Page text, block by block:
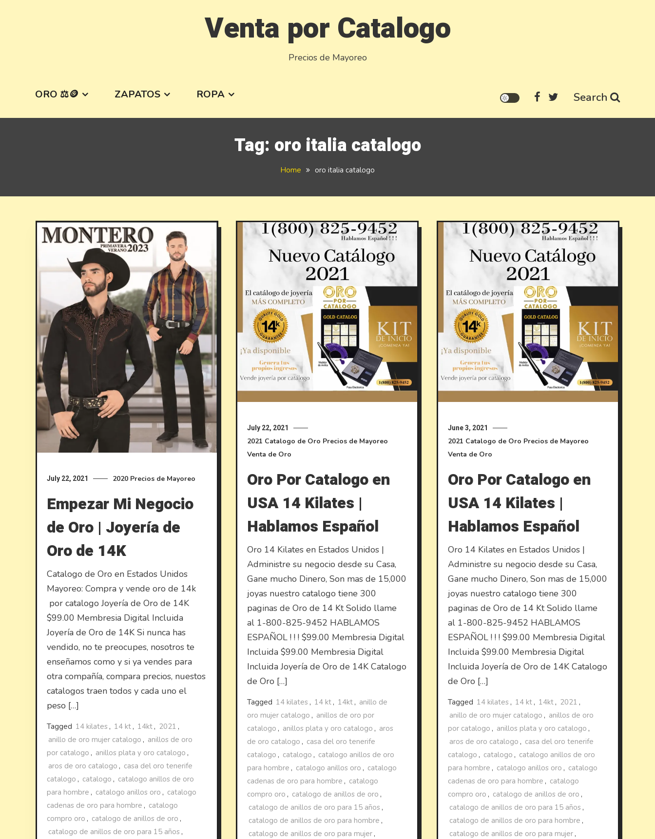
Venta por Catalogo
Precios de Mayoreo
ORO ⚖️🪙 ZAPATOS ROPA Search
Tag: oro italia catalogo
Home oro italia catalogo
July 22, 2021 2020 Precios de Mayoreo
Empezar Mi Negocio
de Oro | Joyería de
Oro de 14K
Catalogo de Oro en Estados Unidos ​
Mayoreo: Compra y vende oro de 14k
por catalogo Joyería de Oro de 14K
$99.00 Membresia Digital Incluida
Joyería de Oro de 14K Si nunca has
vendido, no te preocupes, nosotros te
enseñamos como y si ya vendes para
otra compañía, compara precios, nuestos
catalogos traen todos y cada uno el
peso […]
Tagged 14 kilates , 14 kt , 14kt , 2021 ,
anillo de oro mujer catalogo , anillos de oro
por catalogo , anillos plata y oro catalogo ,
aros de oro catalogo , casa del oro tenerife
catalogo , catalogo , catalogo anillos de oro
para hombre , catalogo anillos oro , catalogo
cadenas de oro para hombre , catalogo
compro oro , catalogo de anillos de oro ,
catalogo de anillos de oro para 15 años ,
July 22, 2021
2021 Catalogo de Oro Precios de Mayoreo
Venta de Oro
Oro Por Catalogo en
USA 14 Kilates |
Hablamos Español
Oro 14 Kilates en Estados Unidos |
Administre su negocio desde su Casa,
Gane mucho Dinero, Son mas de 15,000
joyas nuestro catalogo tiene 300
paginas de Oro de 14 Kt Solido llame
al 1-800-825-9452 HABLAMOS
ESPAÑOL ! ! ! $99.00 Membresia Digital
Incluida $99.00 Membresia Digital
Incluida Joyería de Oro de 14K Catalogo
de Oro […]
Tagged 14 kilates , 14 kt , 14kt , anillo de
oro mujer catalogo , anillos de oro por
catalogo , anillos plata y oro catalogo , aros
de oro catalogo , casa del oro tenerife
catalogo , catalogo , catalogo anillos de oro
para hombre , catalogo anillos oro , catalogo
cadenas de oro para hombre , catalogo
compro oro , catalogo de anillos de oro ,
catalogo de anillos de oro para 15 años ,
catalogo de anillos de oro para hombre ,
catalogo de anillos de oro para mujer ,
June 3, 2021
2021 Catalogo de Oro Precios de Mayoreo
Venta de Oro
Oro Por Catalogo en
USA 14 Kilates |
Hablamos Español
Oro 14 Kilates en Estados Unidos |
Administre su negocio desde su Casa,
Gane mucho Dinero, Son mas de 15,000
joyas nuestro catalogo tiene 300
paginas de Oro de 14 Kt Solido llame
al 1-800-825-9452 HABLAMOS
ESPAÑOL ! ! ! $99.00 Membresia Digital
Incluida $99.00 Membresia Digital
Incluida Joyería de Oro de 14K Catalogo
de Oro […]
Tagged 14 kilates , 14 kt , 14kt , 2021 ,
anillo de oro mujer catalogo , anillos de oro
por catalogo , anillos plata y oro catalogo ,
aros de oro catalogo , casa del oro tenerife
catalogo , catalogo , catalogo anillos de oro
para hombre , catalogo anillos oro , catalogo
cadenas de oro para hombre , catalogo
compro oro , catalogo de anillos de oro ,
catalogo de anillos de oro para 15 años ,
catalogo de anillos de oro para hombre ,
catalogo de anillos de oro para mujer ,